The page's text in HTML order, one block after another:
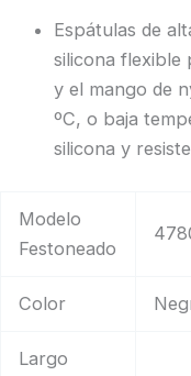
Espátulas de
silicona flexible
y el mango de
ºC, o baja
silicona y
Modelo
Festoneado
Color
Largo